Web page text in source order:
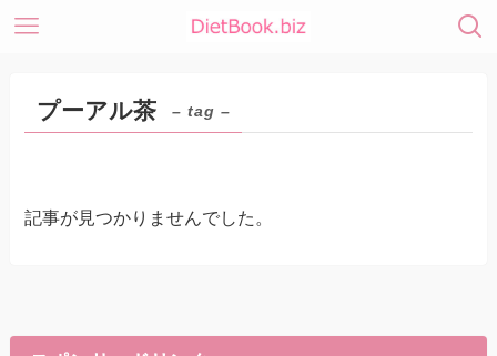
プーアル茶 – tag –
記事が見つかりませんでした。